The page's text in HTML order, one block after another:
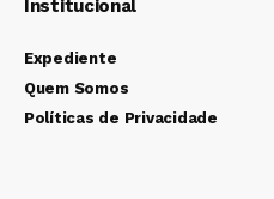
Institucional
Expediente
Quem Somos
Políticas de Privacidade